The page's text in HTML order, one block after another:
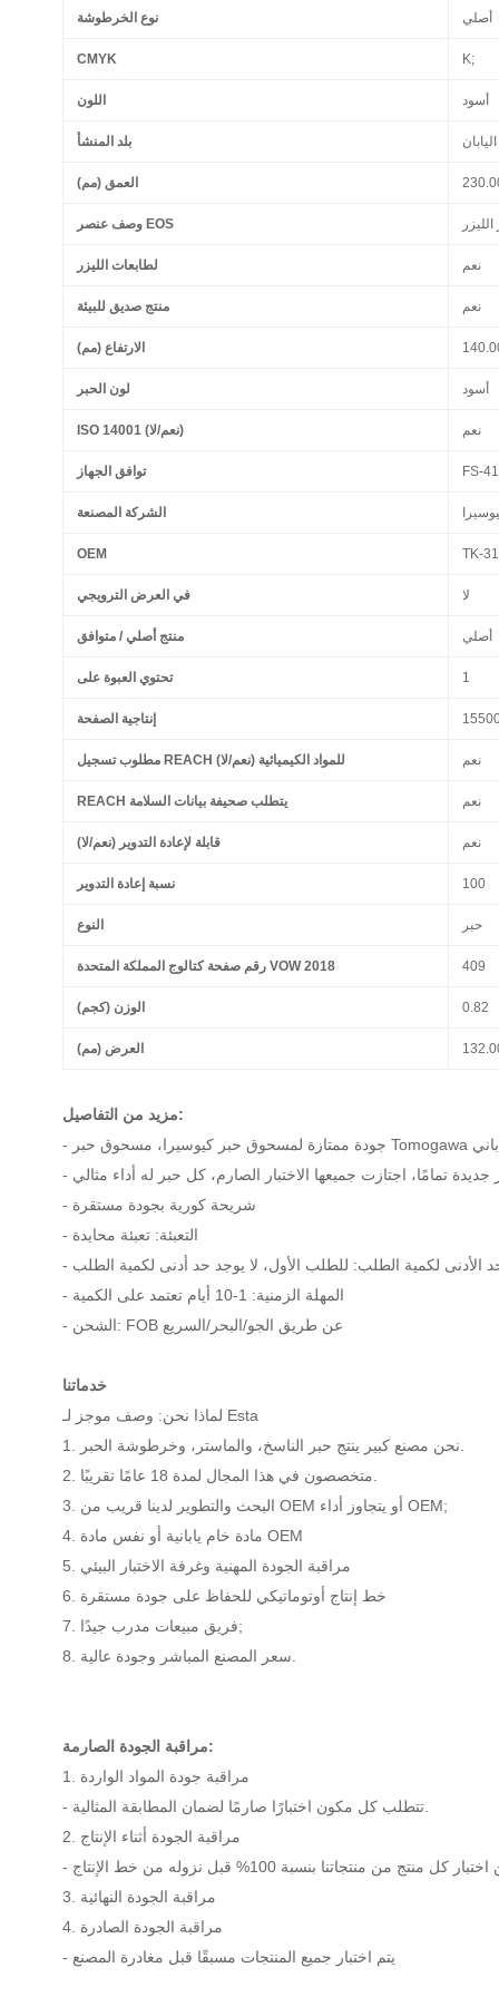
نوع الخرطوشة أصلي
CMYK K;
اللون أسود
بلد المنشأ اليابان
العمق (مم)
وصف عنصر EOS الليزر
لطابعات الليزر نعم
منتج صديق للبيئة نعم
الارتفاع (مم)
لون الحبر أسود
ISO 14001 (نعم/لا) نعم
توافق الجهاز FS-
الشركة المصنعة
OEM TK-
في العرض الترويجي لا
منتج أصلي / متوافق أصلي
تحتوي العبوة على 1
إنتاجية الصفحة
مطلوب تسجيل REACH للمواد الكيميائية (نعم/لا) نعم
REACH يتطلب صحيفة بيانات السلامة نعم
قابلة لإعادة التدوير (نعم/لا) نعم
نسبة إعادة التدوير 100
النوع حبر
رقم صفحة كتالوج المملكة المتحدة VOW 2018 409
الوزن (كجم) 0.82
العرض (مم)
مزيد من التفاصيل:
لماذا نحن: وصف موجز لـ Esta
3. البحث والتطوير لدينا قريب من OEM أو يتجاوز أداء OEM;
4. مادة خام يابانية أو نفس مادة OEM
7. فريق مبيعات مدرب جيدًا;
مراقبة الجودة الصارمة: